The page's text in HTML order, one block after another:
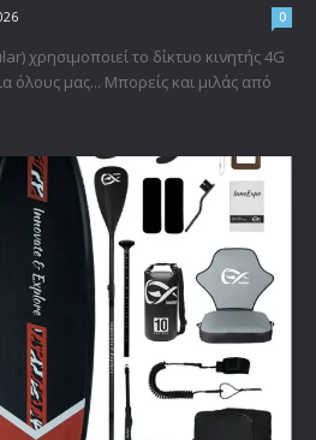
0
χρησιμοποιεί το δίκτυο κινητής 4G
όλους μας... Μπορείς και μιλάς από